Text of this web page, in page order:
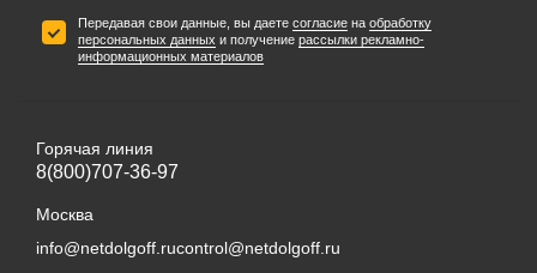
Передавая свои данные, вы даете согласие на обработку
персональных данных и получение рассылки рекламно-
информационных материалов
Горячая линия
8(800)707-36-97
Москва
info@netdolgoff.rucontrol@netdolgoff.ru